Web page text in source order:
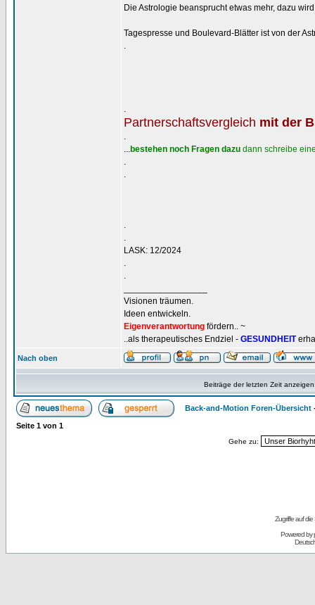
Die Astrologie beansprucht etwas mehr, dazu
Tagespresse und Boulevard-Blätter ist von der
.
.
Partnerschaftsvergleich mit der
.
...bestehen noch Fragen dazu dann schreibe
.
.
.
.
LASK: 12/2024
.
.
Visionen träumen.
Ideen entwickeln.
Eigenverantwortung fördern.. ~
..als therapeutisches Endziel - GESUNDHEIT
Nach oben
Beiträge der letzten Zeit
Back-and-Motion Foren-Übersicht
Seite 1 von 1
Gehe zu:
Zugriffe auf
Powered by